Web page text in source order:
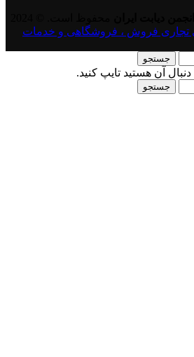
تجاری فروش ، فروشگاهی و خدمات
جستجو
آن هستید تایپ کنید.
جستجو